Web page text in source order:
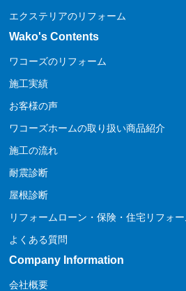
エクステリアのリフォーム
Wako's Contents
ワコーズのリフォーム
施工実績
お客様の声
ワコーズホームの取り扱い商品紹介
施工の流れ
耐震診断
屋根診断
リフォームローン・保険・住宅リフォ
よくある質問
Company Information
会社概要